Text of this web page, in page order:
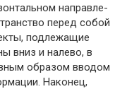
направле­
перед со­бой
подлежащие
вниз и налево, в
образом вводом
Наконец,